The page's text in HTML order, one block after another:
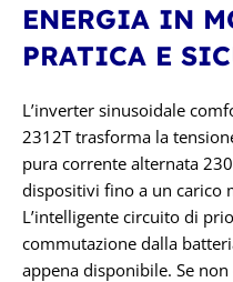
ENERGIA IN
PRATICA E
L’inverter sinusoidale
2312T trasforma la
pura corrente alternata
dispositivi fino a un carico
L’intelligente circuito di
commutazione dalla
appena disponibile. Se